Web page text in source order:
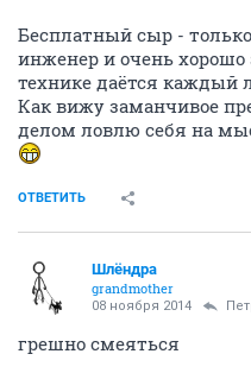
Бесплатный сыр -
инженер и очень
технике даётся
Как вижу заманчивое
делом ловлю себя на
ОТВЕТИТЬ
Шлёндра
grandmother
08 ноября 2014
грешно смеяться